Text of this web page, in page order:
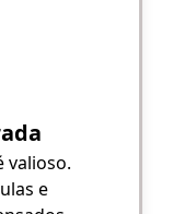
valioso.
e